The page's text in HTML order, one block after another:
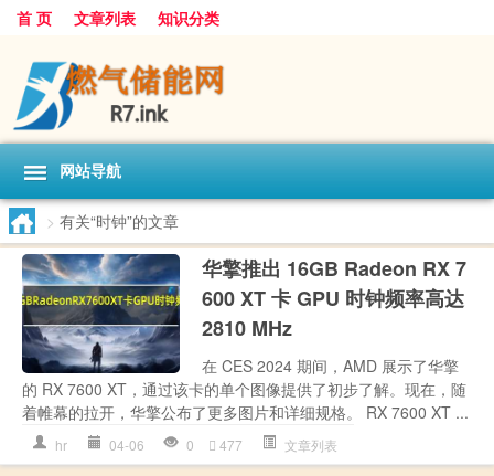
首 页 文章列表 知识分类
网站导航
> 有关“时钟”的文章
华擎推出 16GB Radeon RX 7
600 XT 卡 GPU 时钟频率高达
2810 MHz
在 CES 2024 期间，AMD 展示了华擎
的 RX 7600 XT，通过该卡的单个图像提供了初步了解。现在，随
着帷幕的拉开，华擎公布了更多图片和详细规格。 RX 7600 XT ...
hr 04-06 0 477 文章列表